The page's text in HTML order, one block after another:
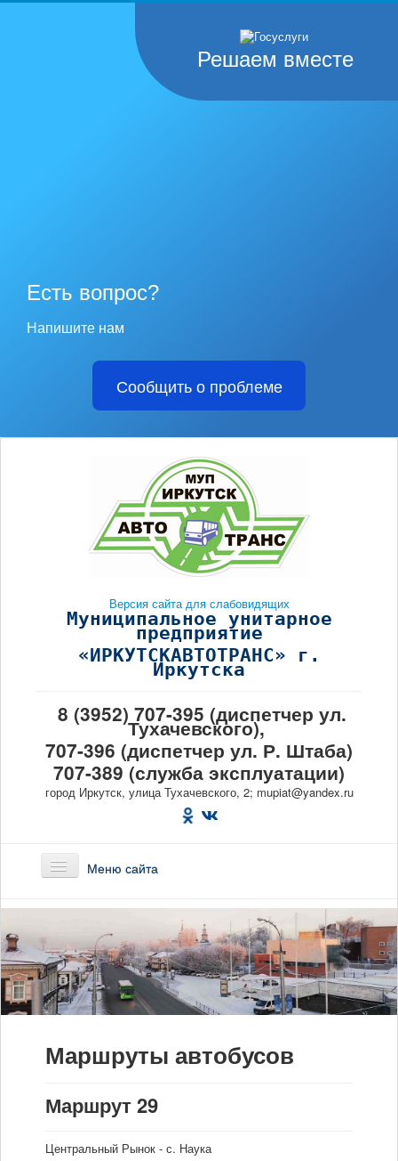
Решаем вместе
Есть вопрос?
Напишите нам
Сообщить о проблеме
Версия сайта для слабовидящих
Муниципальное унитарное
предприятие
«ИРКУТСКАВТОТРАНС» г.
Иркутска
8 (3952) 707-395 (диспетчер ул.
Тухачевского),
707-396 (диспетчер ул. Р. Штаба)
707-389 (служба эксплуатации)
город Иркутск, улица Тухачевского, 2; mupiat@yandex.ru
Меню сайта
О предприятии
Маршруты
Вакансии
Маршруты автобусов
Маршрут 29
Центральный Рынок - с. Наука